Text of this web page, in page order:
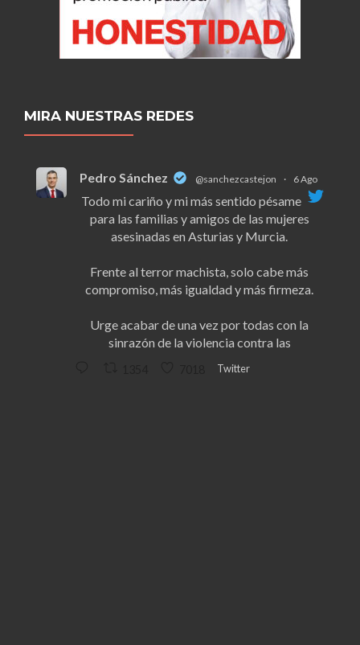
MIRA NUESTRAS REDES
Pedro Sánchez @sanchezcastejon · 6 Ago
Todo mi cariño y mi más sentido pésame
para las familias y amigos de las mujeres
asesinadas en Asturias y Murcia.
Frente al terror machista, solo cabe más
compromiso, más igualdad y más firmeza.
Urge acabar de una vez por todas con la
sinrazón de la violencia contra las
Twitter